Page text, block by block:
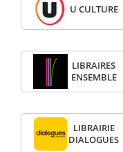
U CULTURE
LIBRAIRES
ENSEMBLE
LIBRAIRIE
DIALOGUES